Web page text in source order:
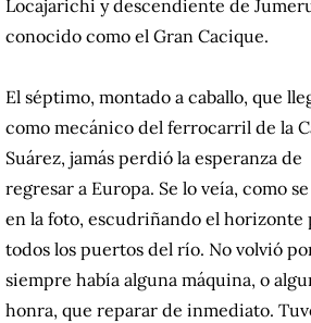
Locajarichi y descendiente de
conocido como el Gran Cacique.
El séptimo, montado a caballo, que
como mecánico del ferrocarril de la
Suárez, jamás perdió la esperanza de
regresar a Europa. Se lo veía, como
en la foto, escudriñando el horizonte
todos los puertos del río. No volvió
siempre había alguna máquina, o
honra, que reparar de inmediato.